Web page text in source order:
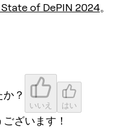
State of DePIN 2024。
？
いいえ はい
ざいます！